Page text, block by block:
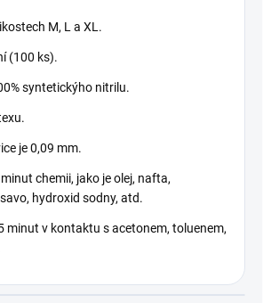
M, L a XL.
(100 ks).
syntetickýho nitrilu.
je 0,09 mm.
chemii, jako je olej, nafta,
hydroxid sodny, atd.
minut v kontaktu s acetonem, toluenem,